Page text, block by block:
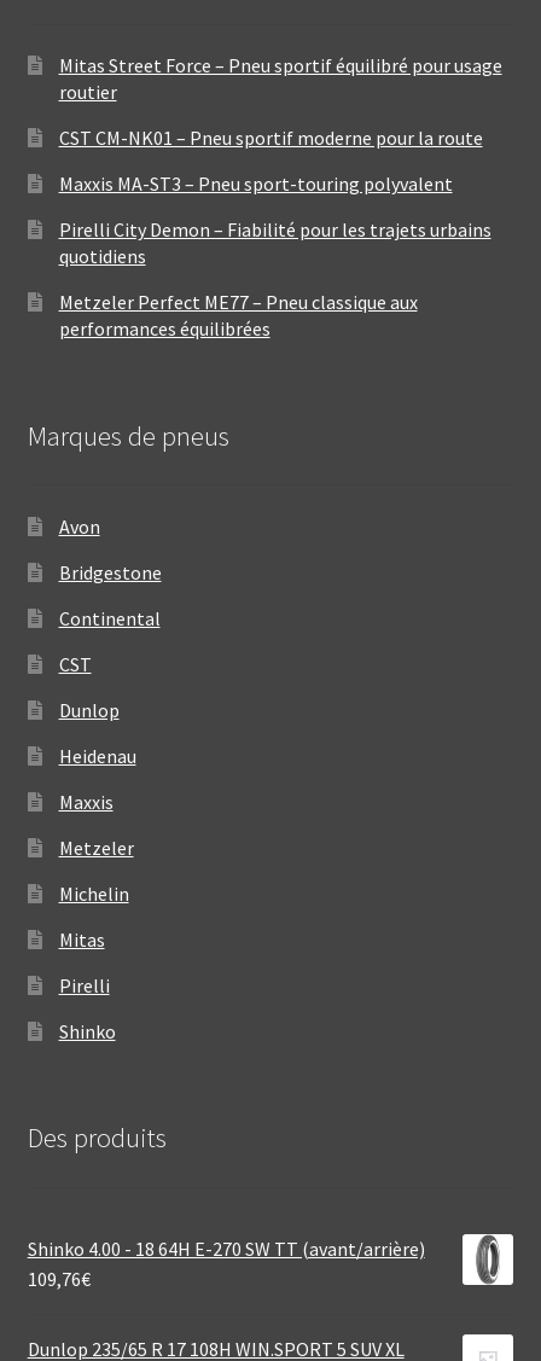
Mitas Street Force – Pneu sportif équilibré pour usage
routier
CST CM-NK01 – Pneu sportif moderne pour la route
Maxxis MA-ST3 – Pneu sport-touring polyvalent
Pirelli City Demon – Fiabilité pour les trajets urbains
quotidiens
Metzeler Perfect ME77 – Pneu classique aux
performances équilibrées
Marques de pneus
Avon
Bridgestone
Continental
CST
Dunlop
Heidenau
Maxxis
Metzeler
Michelin
Mitas
Pirelli
Shinko
Des produits
Shinko 4.00 - 18 64H E-270 SW TT (avant/arrière)
109,76€
Dunlop 235/65 R 17 108H WIN.SPORT 5 SUV XL